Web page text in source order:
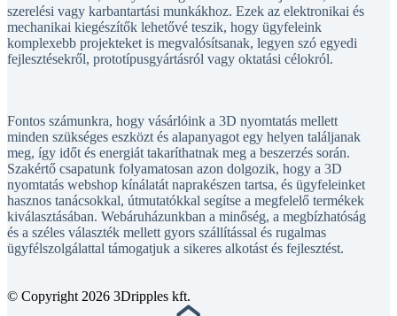
szerelési vagy karbantartási munkákhoz. Ezek az elektronikai és
mechanikai kiegészítők lehetővé teszik, hogy ügyfeleink
komplexebb projekteket is megvalósítsanak, legyen szó egyedi
fejlesztésekről, prototípusgyártásról vagy oktatási célokról.
Fontos számunkra, hogy vásárlóink a 3D nyomtatás mellett
minden szükséges eszközt és alapanyagot egy helyen találjanak
meg, így időt és energiát takaríthatnak meg a beszerzés során.
Szakértő csapatunk folyamatosan azon dolgozik, hogy a 3D
nyomtatás webshop kínálatát naprakészen tartsa, és ügyfeleinket
hasznos tanácsokkal, útmutatókkal segítse a megfelelő termékek
kiválasztásában. Webáruházunkban a minőség, a megbízhatóság
és a széles választék mellett gyors szállítással és rugalmas
ügyfélszolgálattal támogatjuk a sikeres alkotást és fejlesztést.
© Copyright 2026 3Dripples kft.